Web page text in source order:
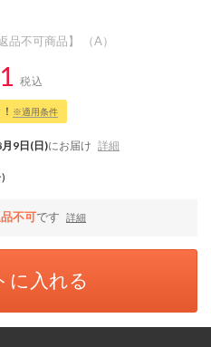
品不可商品】 （A）
税込
※適用条件
月9日(日)にお届け 詳細
不可です 詳細
に入れる